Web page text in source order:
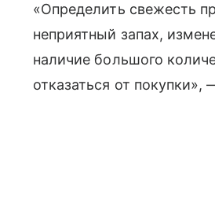
«Определить свежесть
неприятный запах,
наличие большого
отказаться от